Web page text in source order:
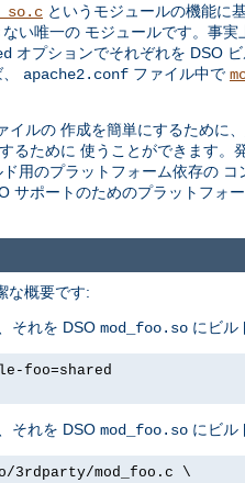
というモジュールの機能に
い唯一の モジュールです。事
オプションでそれぞれを DSO
apache2.conf ファイル中で
ルの 作成を簡単にするために、
るために 使うことができます。
用のプラットフォーム依存の コ
ポートのためのプラットフォ
な概要です:
それを DSO mod_foo.so にビル
foo=shared
それを DSO mod_foo.so にビル
3rdparty/mod_foo.c \